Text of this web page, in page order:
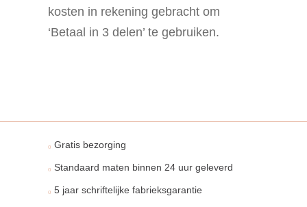
kosten in rekening gebracht om
‘Betaal in 3 delen’ te gebruiken.
Gratis bezorging
Standaard maten binnen 24 uur geleverd
5 jaar schriftelijke fabrieksgarantie